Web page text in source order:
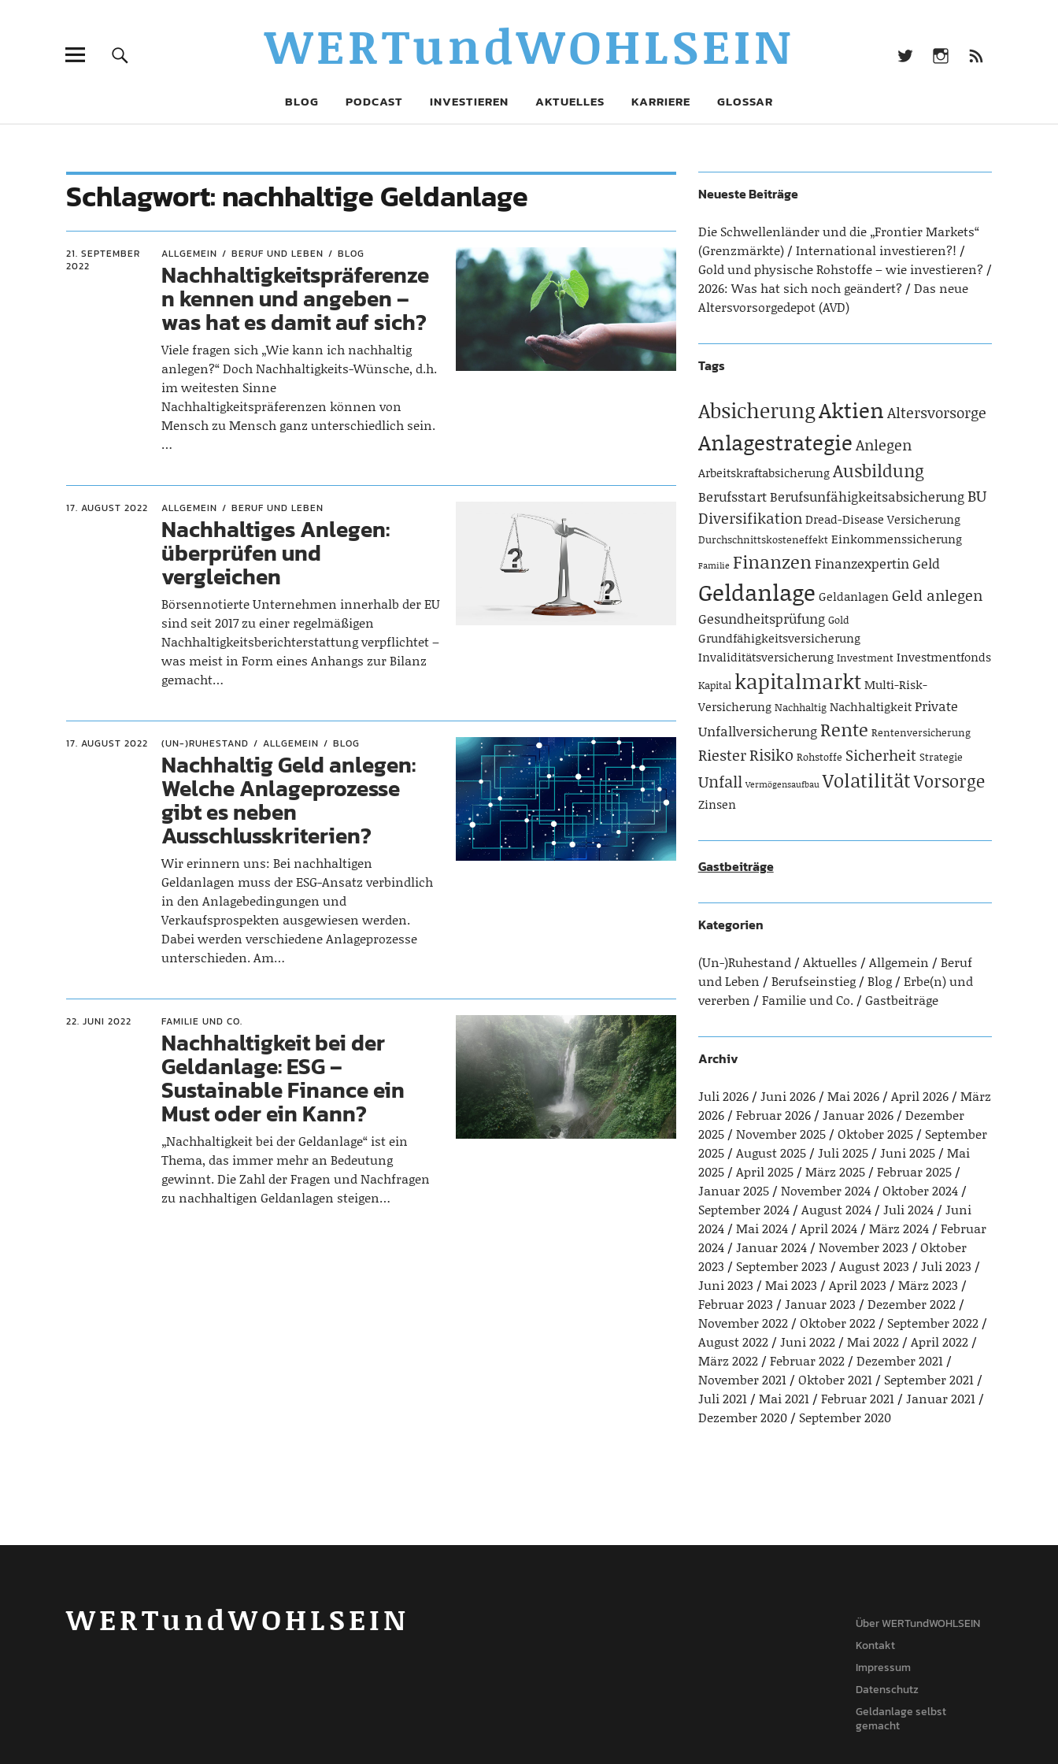
WERTundWOHLSEIN
(RSS)
BLOG PODCAST INVESTIEREN AKTUELLES KARRIERE GLOSSAR
Schlagwort:nachhaltige Geldanlage
21. SEPTEMBER
2022
ALLGEMEIN BERUF UND LEBEN BLOG
Nachhaltigkeitspräferenze
n kennen und angeben –
was hat es damit auf sich?
Viele fragen sich „Wie kann ich nachhaltig
anlegen?“ Doch Nachhaltigkeits-Wünsche, d.h.
im weitesten Sinne
Nachhaltigkeitspräferenzen können von
Mensch zu Mensch ganz unterschiedlich sein.
…
17. AUGUST 2022 ALLGEMEIN BERUF UND LEBEN
Nachhaltiges Anlegen:
überprüfen und
vergleichen
Börsennotierte Unternehmen innerhalb der EU
sind seit 2017 zu einer regelmäßigen
Nachhaltigkeitsberichterstattung verpflichtet –
was meist in Form eines Anhangs zur Bilanz
gemacht…
17. AUGUST 2022 (UN-)RUHESTAND ALLGEMEIN BLOG
Nachhaltig Geld anlegen:
Welche Anlageprozesse
gibt es neben
Ausschlusskriterien?
Wir erinnern uns: Bei nachhaltigen
Geldanlagen muss der ESG-Ansatz verbindlich
in den Anlagebedingungen und
Verkaufsprospekten ausgewiesen werden.
Dabei werden verschiedene Anlageprozesse
unterschieden. Am…
22. JUNI 2022 FAMILIE UND CO.
Nachhaltigkeit bei der
Geldanlage: ESG –
Sustainable Finance ein
Must oder ein Kann?
„Nachhaltigkeit bei der Geldanlage“ ist ein
Thema, das immer mehr an Bedeutung
gewinnt. Die Zahl der Fragen und Nachfragen
zu nachhaltigen Geldanlagen steigen…
Neueste Beiträge
Die Schwellenländer und die „Frontier Markets“
(Grenzmärkte)
International investieren?!
Gold und physische Rohstoffe – wie investieren?
2026: Was hat sich noch geändert?
Das neue
Altersvorsorgedepot (AVD)
Tags
AbsicherungAktienAltersvorsorge
AnlagestrategieAnlegen
ArbeitskraftabsicherungAusbildung
BerufsstartBerufsunfähigkeitsabsicherungBU
DiversifikationDread-Disease Versicherung
Durchschnittskosteneffekt Einkommenssicherung
Familie FinanzenFinanzexpertinGeld
Geldanlage Geldanlagen Geld anlegen
Gesundheitsprüfung Gold
Grundfähigkeitsversicherung
Invaliditätsversicherung Investment Investmentfonds
Kapital kapitalmarktMulti-Risk-
Versicherung Nachhaltig NachhaltigkeitPrivate
Unfallversicherung Rente Rentenversicherung
RiesterRisiko Rohstoffe Sicherheit Strategie
Unfall Vermögensaufbau VolatilitätVorsorge
Zinsen
Gastbeiträge
Kategorien
(Un-)Ruhestand Aktuelles Allgemein
Beruf
und Leben
Berufseinstieg Blog
Erbe(n) und
vererben
Familie und Co. Gastbeiträge
Archiv
Juli 2026 Juni 2026 Mai 2026 April 2026
März
2026
Februar 2026 Januar 2026
Dezember
2025
November 2025 Oktober 2025
September
2025
August 2025 Juli 2025 Juni 2025
Mai
2025
April 2025 März 2025
Februar 2025
Januar 2025
November 2024
Oktober 2024
September 2024
August 2024 Juli 2024
Juni
2024
Mai 2024 April 2024 März 2024
Februar
2024
Januar 2024 November 2023
Oktober
2023
September 2023 August 2023
Juli 2023
Juni 2023
Mai 2023 April 2023
März 2023
Februar 2023
Januar 2023
Dezember 2022
November 2022
Oktober 2022
September 2022
August 2022
Juni 2022 Mai 2022
April 2022
März 2022
Februar 2022
Dezember 2021
November 2021
Oktober 2021
September 2021
Juli 2021
Mai 2021 Februar 2021
Januar 2021
Dezember 2020
September 2020
WERTundWOHLSEIN
Über WERTundWOHLSEIN
Kontakt
Impressum
Datenschutz
Geldanlage selbst
gemacht